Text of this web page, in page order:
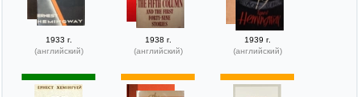
1933 г.
(английский)
1938 г.
(английский)
1939 г.
(английский)